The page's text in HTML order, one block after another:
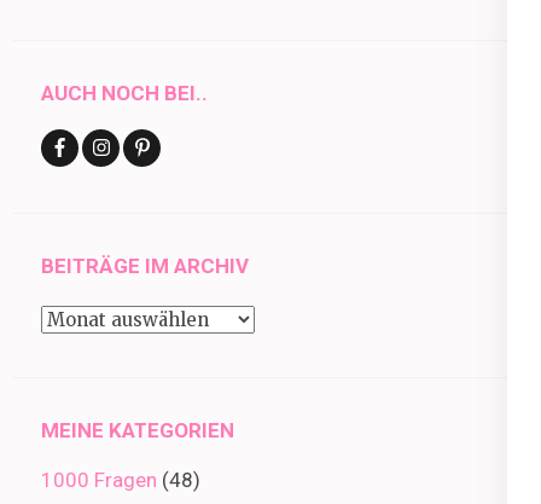
AUCH NOCH BEI..
BEITRÄGE IM ARCHIV
Beiträge
MEINE KATEGORIEN
1000 Fragen (48)